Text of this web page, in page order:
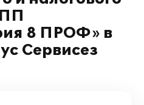
8 ПРОФ» в
Сервисез